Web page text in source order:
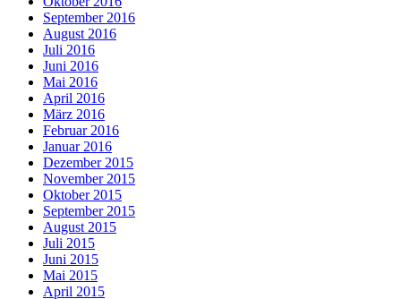
September 2016
August 2016
Juli 2016
Juni 2016
Mai 2016
April 2016
März 2016
Februar 2016
Januar 2016
Dezember 2015
November 2015
Oktober 2015
September 2015
August 2015
Juli 2015
Juni 2015
Mai 2015
April 2015